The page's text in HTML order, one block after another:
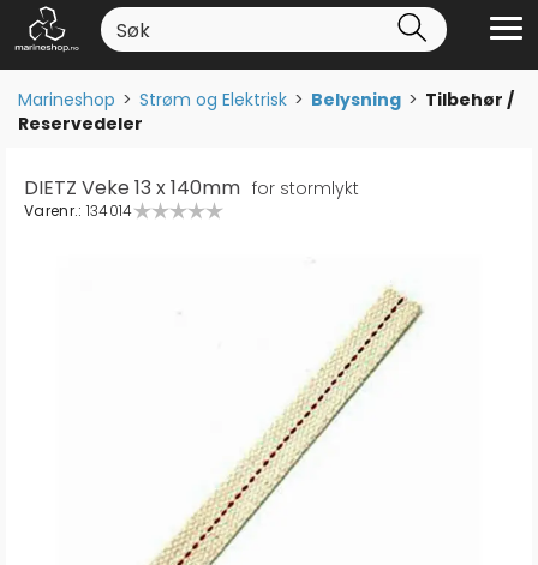
Marineshop>Strøm og Elektrisk>Belysning>Tilbehør /
Reservedeler
DIETZ Veke 13 x 140mm for stormlykt
Varenr.: 134014